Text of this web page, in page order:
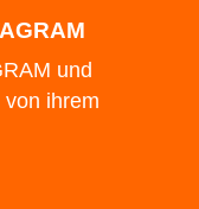
und
ihrem